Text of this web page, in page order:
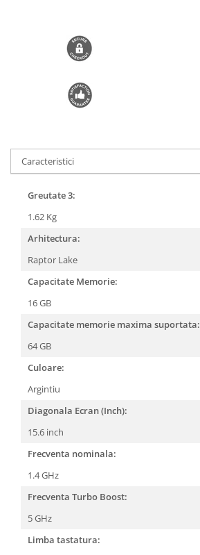
Caracteristici
Greutate 3:
1.62 Kg
Arhitectura:
Raptor Lake
Capacitate Memorie:
16 GB
Capacitate memorie maxima suportata:
64 GB
Culoare:
Argintiu
Diagonala Ecran (Inch):
15.6 inch
Frecventa nominala:
1.4 GHz
Frecventa Turbo Boost:
5 GHz
Limba tastatura: